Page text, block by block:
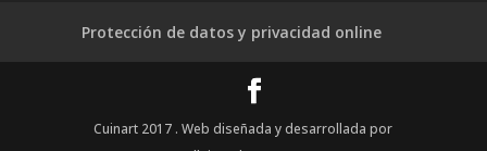
Protección de datos y privacidad online
Cuinart 2017 . Web diseñada y desarrollada por